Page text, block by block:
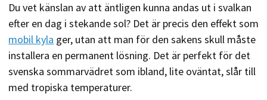
Du vet känslan av att äntligen kunna andas ut i svalkan
efter en dag i stekande sol? Det är precis den effekt som
mobil kyla ger, utan att man för den sakens skull måste
installera en permanent lösning. Det är perfekt för det
svenska sommarvädret som ibland, lite oväntat, slår till
med tropiska temperaturer.